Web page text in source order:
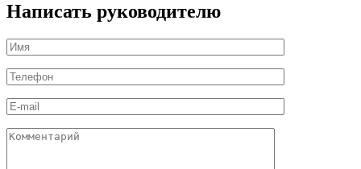
Написать руководителю